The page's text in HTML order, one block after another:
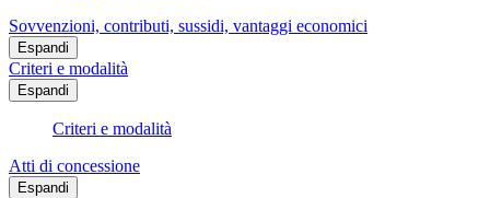
Sovvenzioni, contributi, sussidi, vantaggi economici
Espandi
Criteri e modalità
Espandi
Criteri e modalità
Atti di concessione
Espandi